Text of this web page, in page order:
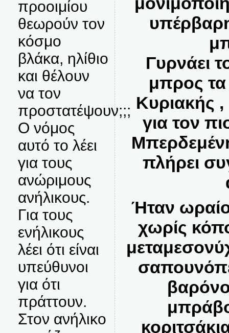
προοιμίου
θεωρούν τον
κόσμο
βλάκα, ηλίθιο
και θέλουν
να τον
προστατέψουν;;;
Ο νόμος
αυτό το λέει
για τους
ανώριμους
ανήλικους.
Για τους
ενήλικους
λέει ότι είναι
υπεύθυνοι
για ότι
πράττουν.
Στον ανήλικο
Γυρνάει
μπρος
Κυριακής ,
για τον
πλήρει
Ήταν
χωρίς